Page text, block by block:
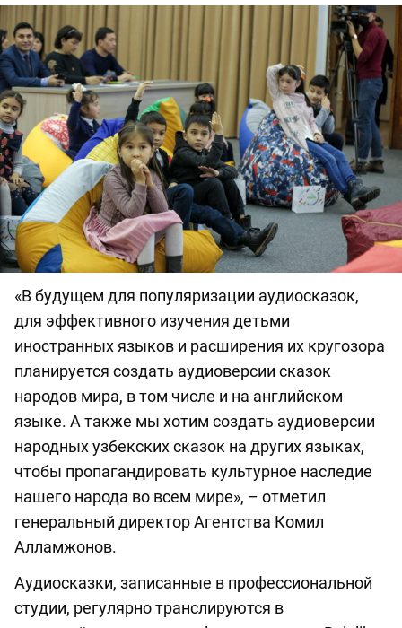
«В будущем для популяризации аудиосказок,
для эффективного изучения детьми
иностранных языков и расширения их кругозора
планируется создать аудиоверсии сказок
народов мира, в том числе и на английском
языке. А также мы хотим создать аудиоверсии
народных узбекских сказок на других языках,
чтобы пропагандировать культурное наследие
нашего народа во всем мире», – отметил
генеральный директор Агентства Комил
Алламжонов.
Аудиосказки, записанные в профессиональной
студии, регулярно транслируются в